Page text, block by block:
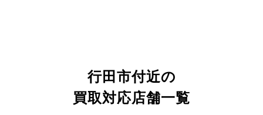
行田市付近の
買取対応店舗一覧